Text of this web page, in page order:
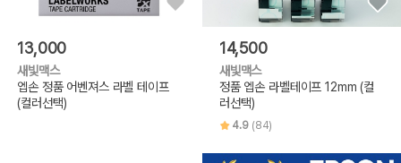
13,000
새빛맥스
엡손 정품 어벤져스 라벨 테이프
(컬러선택)
14,500
새빛맥스
정품 엡손 라벨테이프 12mm (컬
러선택)
4.9 (84)